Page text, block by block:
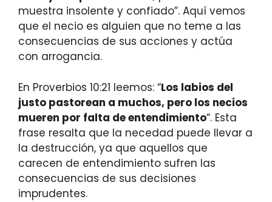
muestra insolente y confiado”. Aquí vemos
que el necio es alguien que no teme a las
consecuencias de sus acciones y actúa
con arrogancia.
En Proverbios 10:21 leemos: “Los labios del
justo pastorean a muchos, pero los necios
mueren por falta de entendimiento“. Esta
frase resalta que la necedad puede llevar a
la destrucción, ya que aquellos que
carecen de entendimiento sufren las
consecuencias de sus decisiones
imprudentes.